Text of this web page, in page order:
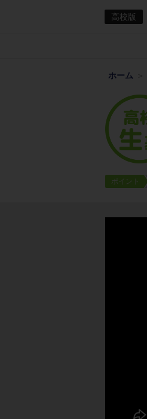
高校版
ホーム
ポイント